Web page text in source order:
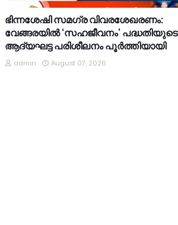
ഭിന്നശേഷി സമഗ്ര വിവരശേഖരണം:
വേങ്ങരയിൽ ‘സഹജീവനം’ പദ്ധതിയുടെ
ആദ്യഘട്ട പരിശീലനം പൂർത്തിയായി
admin August 07, 2026